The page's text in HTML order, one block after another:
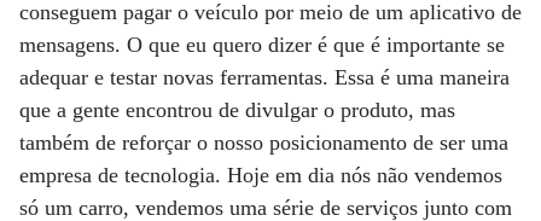
conseguem pagar o veículo por meio de um aplicativo de
mensagens. O que eu quero dizer é que é importante se
adequar e testar novas ferramentas. Essa é uma maneira
que a gente encontrou de divulgar o produto, mas
também de reforçar o nosso posicionamento de ser uma
empresa de tecnologia. Hoje em dia nós não vendemos
só um carro, vendemos uma série de serviços junto com